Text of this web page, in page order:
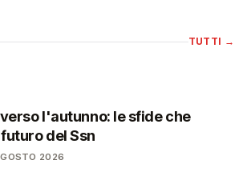
TUTTI →
l'autunno: le sfide che
del Ssn
2026